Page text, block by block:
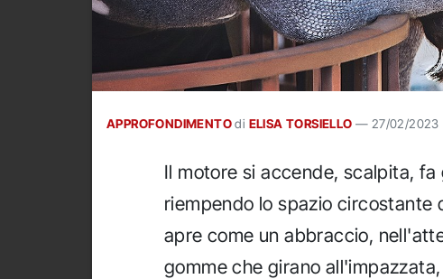
APPROFONDIMENTO di ELISA TORSIELLO — 27/02/2023
Il motore si accende, scalpita,
riempendo lo spazio circostante
apre come un abbraccio,
gomme che girano